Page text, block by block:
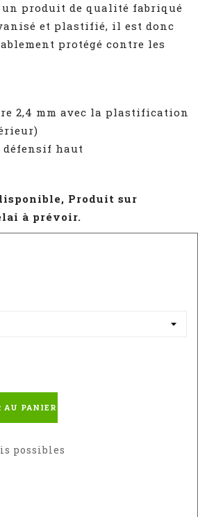
produit de qualité fabriqué
et plastifié, il est donc
protégé contre les
2,4 mm avec la plastification
défensif haut
Produit sur
à prévoir.
AU PANIER
possibles